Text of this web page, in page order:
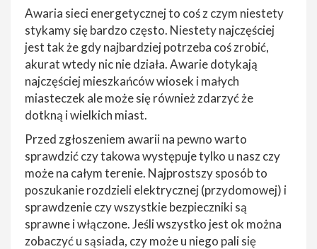
Awaria sieci energetycznej to coś z czym niestety
stykamy się bardzo często. Niestety najczęściej
jest tak że gdy najbardziej potrzeba coś zrobić,
akurat wtedy nic nie działa. Awarie dotykają
najczęściej mieszkańców wiosek i małych
miasteczek ale może się również zdarzyć że
dotkną i wielkich miast.
Przed zgłoszeniem awarii na pewno warto
sprawdzić czy takowa występuje tylko u nasz czy
może na całym terenie. Najprostszy sposób to
poszukanie rozdzieli elektrycznej (przydomowej) i
sprawdzenie czy wszystkie bezpieczniki są
sprawne i włączone. Jeśli wszystko jest ok można
zobaczyć u sąsiada, czy może u niego pali się